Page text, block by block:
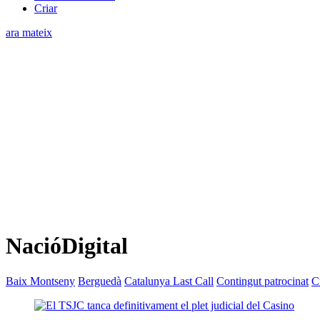
Criar
ara mateix
NacióDigital
Baix Montseny Berguedà Catalunya Last Call Contingut patrocinat